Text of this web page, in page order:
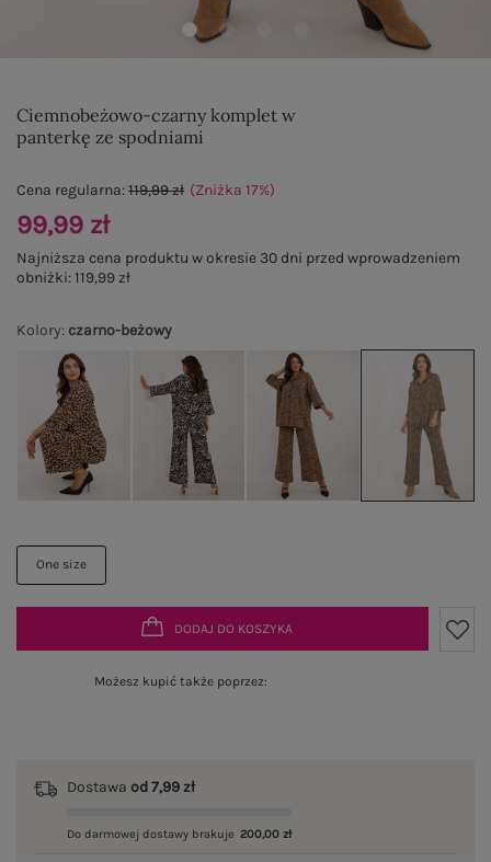
Ciemnobeżowo-czarny komplet w
panterkę ze spodniami
Kolory: czarno-beżowy
One size
Cena regularna:119,99 zł (Zniżka 17%)
99,99 zł
Najniższa cena produktu w okresie 30 dni przed wprowadzeniem
obniżki:119,99 zł
DODAJ DO KOSZYKA
Możesz kupić także poprzez:
Dostawa od 7,99 zł
Do darmowej dostawy brakuje 200,00 zł